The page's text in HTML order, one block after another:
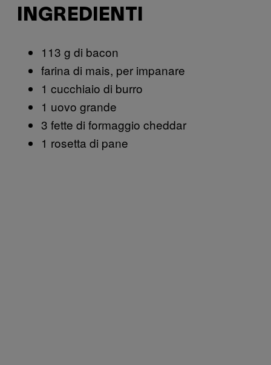
INGREDIENTI
113 g di bacon
farina di mais, per impanare
1 cucchiaio di burro
1 uovo grande
3 fette di formaggio cheddar
1 rosetta di pane